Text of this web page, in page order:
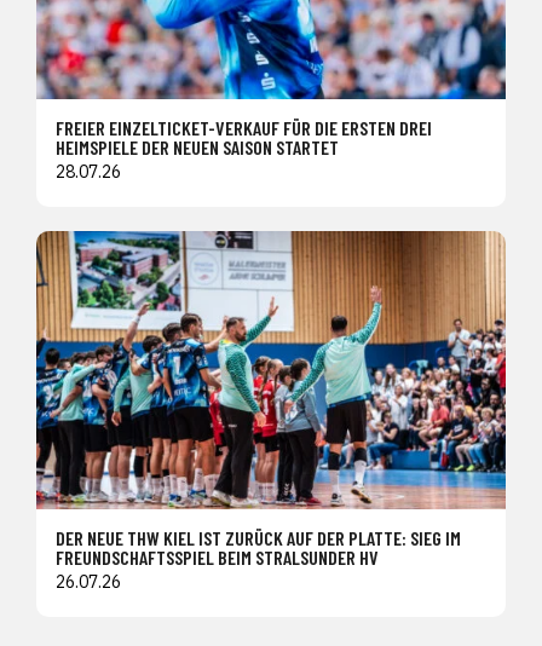
FREIER EINZELTICKET-VERKAUF FÜR DIE ERSTEN DREI
HEIMSPIELE DER NEUEN SAISON STARTET
28.07.26
DER NEUE THW KIEL IST ZURÜCK AUF DER PLATTE: SIEG IM
FREUNDSCHAFTSSPIEL BEIM STRALSUNDER HV
26.07.26